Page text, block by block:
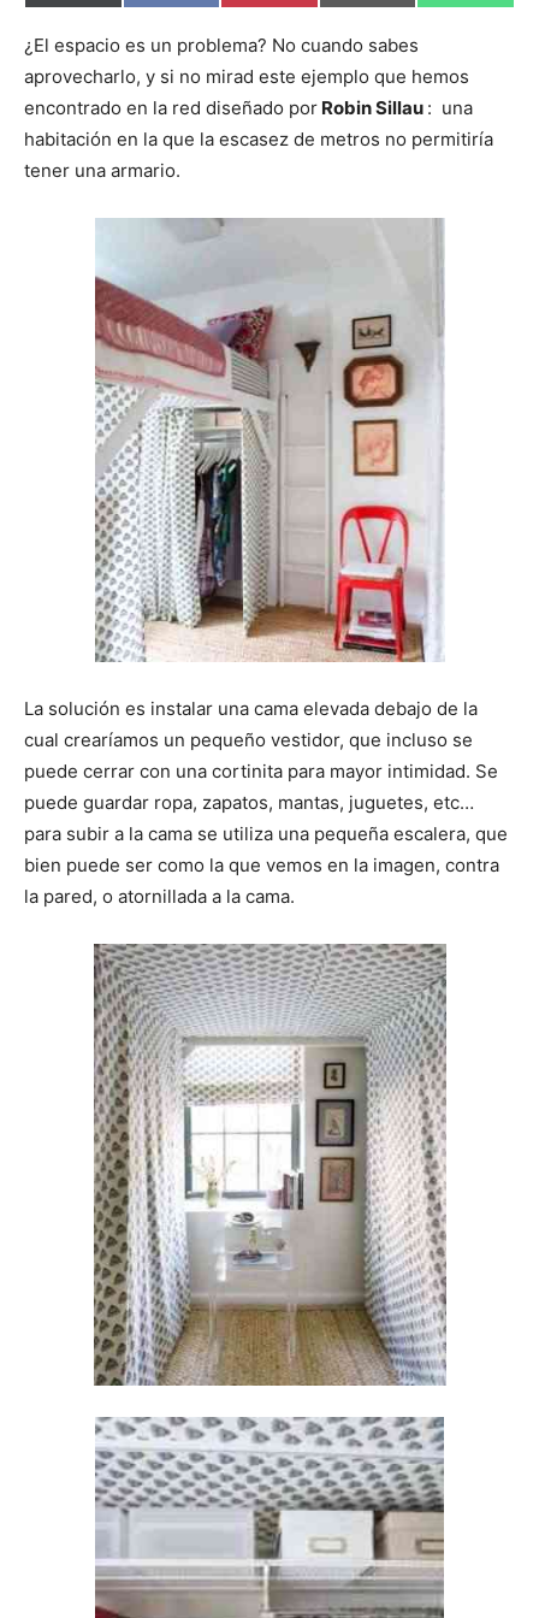
o
p
r
i
r
e
n
(
w
t
t
e
r
)
o
p
a
r
i
r
e
n
a
e
b
o
o
k
o
p
r
i
r
e
i
t
r
e
s
t
o
p
r
t
i
r
e
m
i
o
r
e
h
¿El espacio es un problema? No cuando sabes
aprovecharlo, y si no mirad este ejemplo que hemos
encontrado en la red diseñado por Robin Sillau : una
habitación en la que la escasez de metros no permitiría
tener una armario.
La solución es instalar una cama elevada debajo de la
cual crearíamos un pequeño vestidor, que incluso se
puede cerrar con una cortinita para mayor intimidad. Se
puede guardar ropa, zapatos, mantas, juguetes, etc…
para subir a la cama se utiliza una pequeña escalera, que
bien puede ser como la que vemos en la imagen, contra
la pared, o atornillada a la cama.